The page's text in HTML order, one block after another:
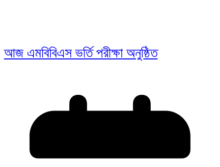
আজ এমবিবিএস ভর্তি পরীক্ষা অনুষ্ঠিত